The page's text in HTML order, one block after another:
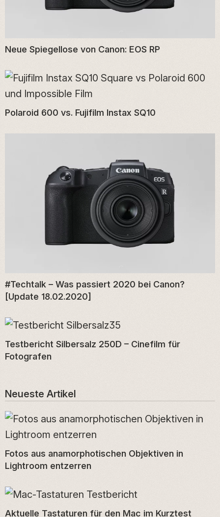
Neue Spiegellose von Canon: EOS RP
Polaroid 600 vs. Fujifilm Instax SQ10
#Techtalk – Was passiert 2020 bei Canon?
[Update 18.02.2020]
Testbericht Silbersalz 250D – Cinefilm für
Fotografen
Neueste Artikel
Fotos aus anamorphotischen Objektiven in
Lightroom entzerren
Aktuelle Tastaturen für den Mac im Kurztest